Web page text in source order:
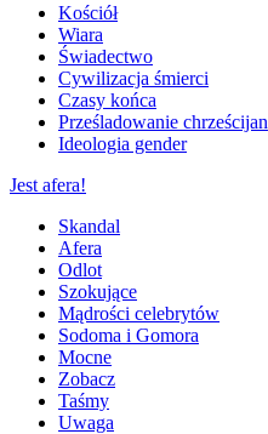
Kościół
Wiara
Świadectwo
Cywilizacja śmierci
Czasy końca
Prześladowanie chrześcijan
Ideologia gender
Jest afera!
Skandal
Afera
Odlot
Szokujące
Mądrości celebrytów
Sodoma i Gomora
Mocne
Zobacz
Taśmy
Uwaga